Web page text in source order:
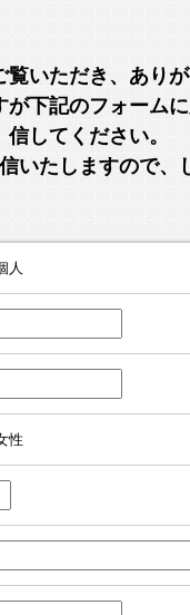
いただき、ありが
下記のフォーム
信してください。
たしますので、
人
性